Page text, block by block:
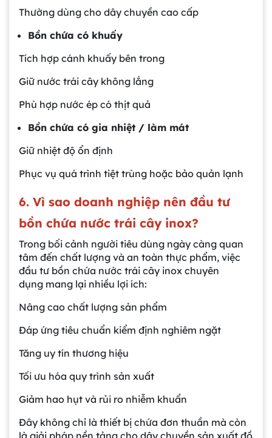
Thường dùng cho dây chuyền cao cấp
Bồn chứa có khuấy
Tích hợp cánh khuấy bên trong
Giữ nước trái cây không lắng
Phù hợp nước ép có thịt quả
Bồn chứa có gia nhiệt / làm mát
Giữ nhiệt độ ổn định
Phục vụ quá trình tiệt trùng hoặc bảo quản lạnh
6. Vì sao doanh nghiệp nên đầu tư
bồn chứa nước trái cây inox?
Trong bối cảnh người tiêu dùng ngày càng quan
tâm đến chất lượng và an toàn thực phẩm, việc
đầu tư bồn chứa nước trái cây inox chuyên
dụng mang lại nhiều lợi ích:
Nâng cao chất lượng sản phẩm
Đáp ứng tiêu chuẩn kiểm định nghiêm ngặt
Tăng uy tín thương hiệu
Tối ưu hóa quy trình sản xuất
Giảm hao hụt và rủi ro nhiễm khuẩn
Đây không chỉ là thiết bị chứa đơn thuần mà còn